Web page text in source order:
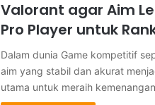
Valorant agar Aim
Pro Player untuk
Dalam dunia Game kompetitif
aim yang stabil dan akurat
utama untuk meraih